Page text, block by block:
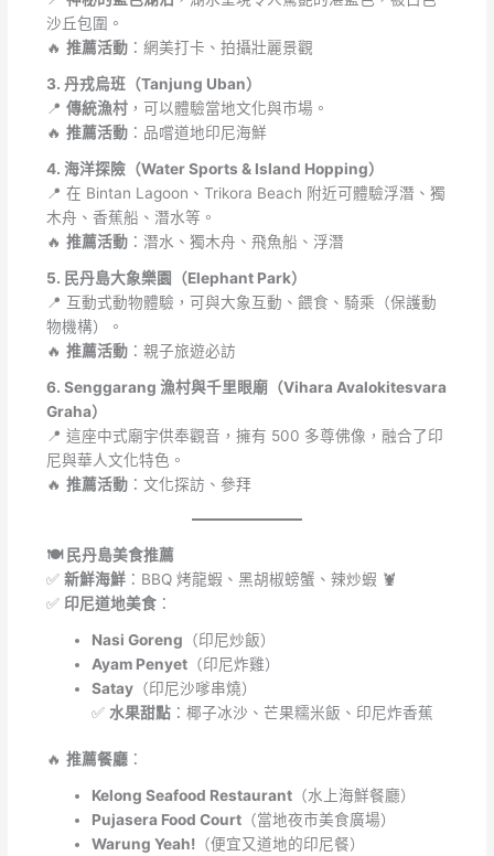
沙丘包圍。
🔥 推薦活動：網美打卡、拍攝壯麗景觀
3. 丹戎烏班（Tanjung Uban）
📍 傳統漁村，可以體驗當地文化與市場。
🔥 推薦活動：品嚐道地印尼海鮮
4. 海洋探險（Water Sports & Island Hopping）
📍 在 Bintan Lagoon、Trikora Beach 附近可體驗浮潛、獨
木舟、香蕉船、潛水等。
🔥 推薦活動：潛水、獨木舟、飛魚船、浮潛
5. 民丹島大象樂園（Elephant Park）
📍 互動式動物體驗，可與大象互動、餵食、騎乘（保護動
物機構）。
🔥 推薦活動：親子旅遊必訪
6. Senggarang 漁村與千里眼廟（Vihara Avalokitesvara
Graha）
📍 這座中式廟宇供奉觀音，擁有 500 多尊佛像，融合了印
尼與華人文化特色。
🔥 推薦活動：文化探訪、參拜
🍽️ 民丹島美食推薦
✅ 新鮮海鮮：BBQ 烤龍蝦、黑胡椒螃蟹、辣炒蝦 🦞
✅ 印尼道地美食：
Nasi Goreng （印尼炒飯）
Ayam Penyet（印尼炸雞）
Satay（印尼沙嗲串燒）
✅ 水果甜點：椰子冰沙、芒果糯米飯、印尼炸香蕉
🔥 推薦餐廳：
Kelong Seafood Restaurant（水上海鮮餐廳）
Pujasera Food Court（當地夜市美食廣場）
Warung Yeah!（便宜又道地的印尼餐）